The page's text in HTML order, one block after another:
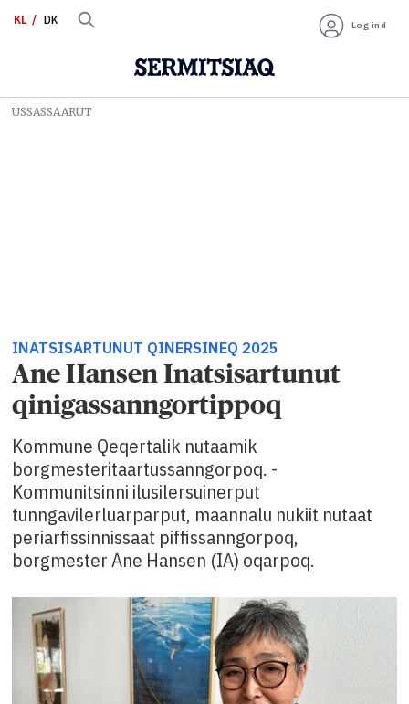
KL DK Log ind
USSASSAARUT
INATSISARTUNUT QINERSINEQ 2025
Ane Hansen Inatsisartunut
qinigassanngortippoq
Kommune Qeqertalik nutaamik
borgmesteritaartussanngorpoq. -
Kommunitsinni ilusilersuinerput
tunngavilerluarparput, maannalu nukiit nutaat
periarfissinnissaat piffissanngorpoq,
borgmester Ane Hansen (IA) oqarpoq.